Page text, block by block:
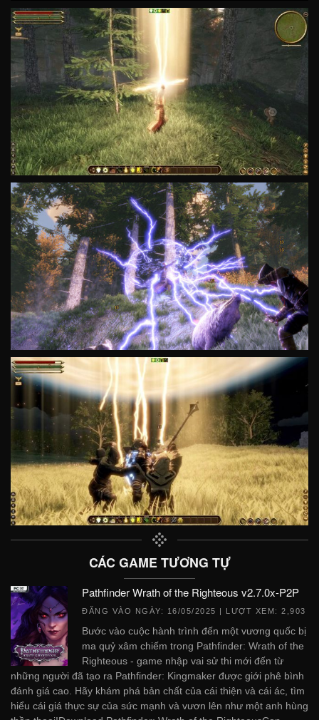
CÁC GAME TƯƠNG TỰ
Pathfinder Wrath of the Righteous v2.7.0x-P2P
ĐĂNG VÀO NGÀY: 16/05/2025 | LƯỢT XEM: 2,903
Bước vào cuộc hành trình đến một vương quốc bị
ma quỷ xâm chiếm trong Pathfinder: Wrath of the
Righteous - game nhập vai sử thi mới đến từ
những người đã tạo ra Pathfinder: Kingmaker được giới phê bình
đánh giá cao. Hãy khám phá bản chất của cái thiện và cái ác, tìm
hiểu cái giá thực sự của sức mạnh và vươn lên như một anh hùng